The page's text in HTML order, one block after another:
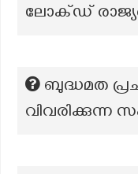
ലോക്ഡ്
ബുദ്ധമത
വിവരിക്കുന്ന